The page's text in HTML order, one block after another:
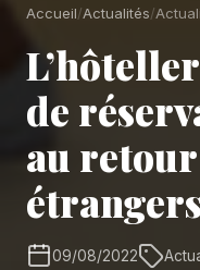
Accueil/Actualités/
de
au
étrangers
09/08/2022